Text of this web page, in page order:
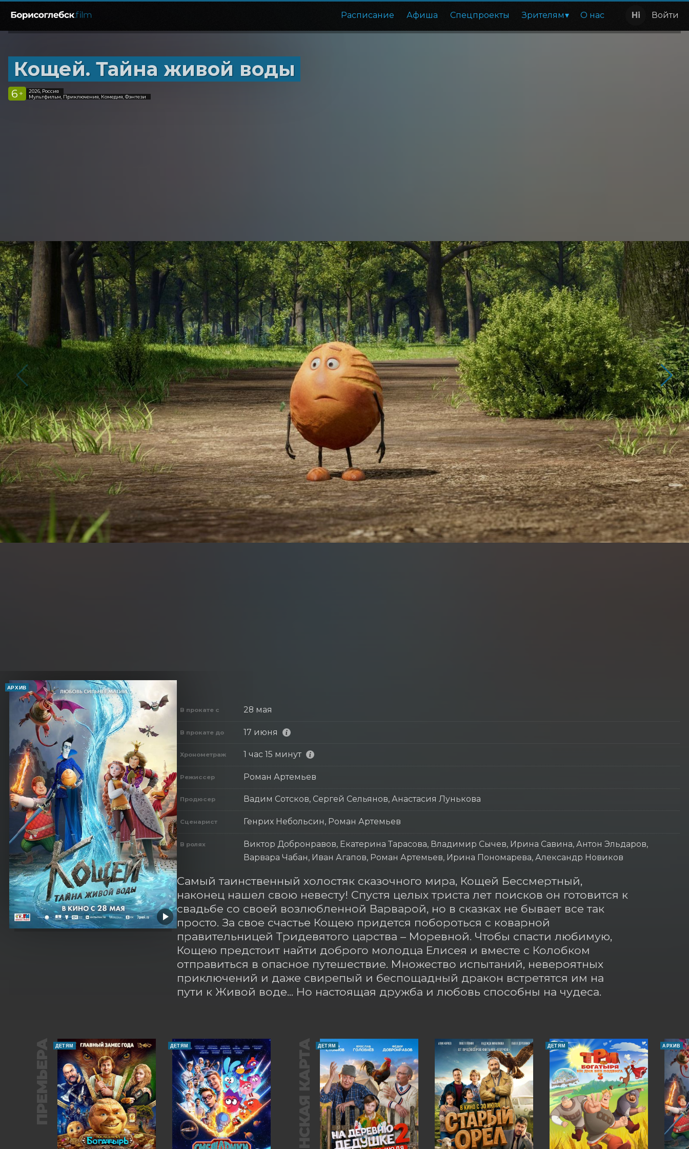
Расписание Афиша Спецпроекты Зрителям О нас Войти
Кощей. Тайна живой воды
6 +
2026, Россия
Мультфильм, Приключения, Комедия, Фэнтези
АРХИВ
В прокате с 28 мая
В прокате до 17 июня
Хронометраж 1 час 15 минут
Режиссер Роман Артемьев
Продюсер Вадим Сотсков, Сергей Сельянов, Анастасия Лунькова
Сценарист Генрих Небольсин, Роман Артемьев
В ролях
Виктор Добронравов, Екатерина Тарасова, Владимир Сычев, Ирина Савина, Антон Эльдаров,
Варвара Чабан, Иван Агапов, Роман Артемьев, Ирина Пономарева, Александр Новиков
Самый таинственный холостяк сказочного мира, Кощей Бессмертный,
наконец нашел свою невесту! Спустя целых триста лет поисков он готовится к
свадьбе со своей возлюбленной Варварой, но в сказках не бывает все так
просто. За свое счастье Кощею придется побороться с коварной
правительницей Тридевятого царства – Моревной. Чтобы спасти любимую,
Кощею предстоит найти доброго молодца Елисея и вместе с Колобком
отправиться в опасное путешествие. Множество испытаний, невероятных
приключений и даже свирепый и беспощадный дракон встретятся им на
пути к Живой воде... Но настоящая дружба и любовь способны на чудеса.
ПРЕМЬЕРА ДЕТЯМ ДЕТЯМ ДЕТЯМ ДЕТЯМ АРХИВ